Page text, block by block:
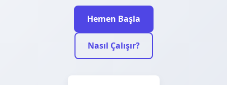
Hemen Başla
Nasıl Çalışır?